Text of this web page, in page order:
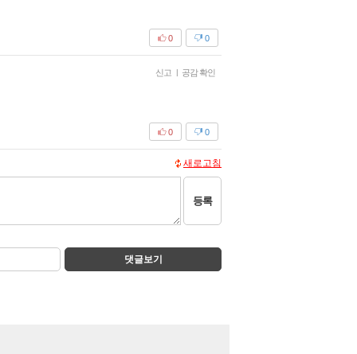
0
0
신고 | 공감 확인
0
0
새로고침
등록
댓글보기